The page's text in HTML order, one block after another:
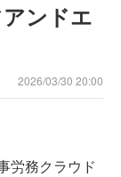
ンドエ
2026/03/30 20:00
労務クラウド